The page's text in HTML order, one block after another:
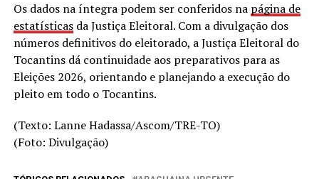
Os dados na íntegra podem ser conferidos na página de
estatísticasda Justiça Eleitoral. Com a divulgação dos
números definitivos do eleitorado, a Justiça Eleitoral do
Tocantins dá continuidade aos preparativos para as
Eleições 2026, orientando e planejando a execução do
pleito em todo o Tocantins.
(Texto: Lanne Hadassa/Ascom/TRE-TO)
(Foto: Divulgação)